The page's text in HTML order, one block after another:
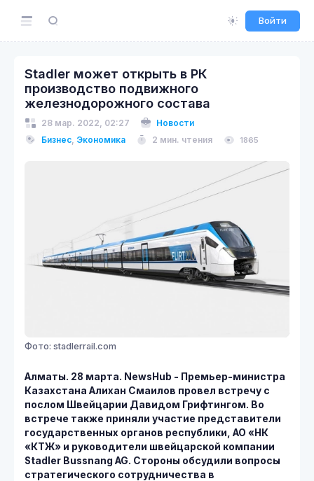
Войти
Stadler может открыть в РК
производство подвижного
железнодорожного состава
28 мар. 2022, 02:27
Новости
Бизнес, Экономика 2 мин. чтения 1865
Фото: stadlerrail.com
Алматы. 28 марта. NewsHub - Премьер-министра
Казахстана Алихан Смаилов провел встречу с
послом Швейцарии Давидом Грифтингом. Во
встрече также приняли участие представители
государственных органов республики, АО «НК
«КТЖ» и руководители швейцарской компании
Stadler Bussnang AG. Стороны обсудили вопросы
стратегического сотрудничества в